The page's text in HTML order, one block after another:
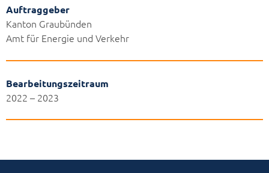
Auftraggeber
Kanton Graubünden
Amt für Energie und Verkehr
Bearbeitungszeitraum
2022 – 2023